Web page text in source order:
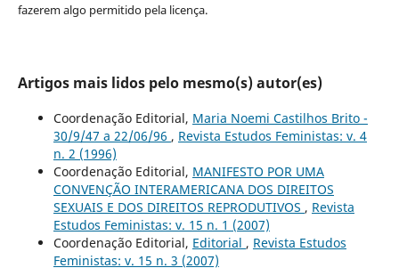
fazerem algo permitido pela licença.
Artigos mais lidos pelo mesmo(s) autor(es)
Coordenação Editorial, Maria Noemi Castilhos Brito -
30/9/47 a 22/06/96 , Revista Estudos Feministas: v. 4
n. 2 (1996)
Coordenação Editorial, MANIFESTO POR UMA
CONVENÇÃO INTERAMERICANA DOS DIREITOS
SEXUAIS E DOS DIREITOS REPRODUTIVOS , Revista
Estudos Feministas: v. 15 n. 1 (2007)
Coordenação Editorial, Editorial , Revista Estudos
Feministas: v. 15 n. 3 (2007)